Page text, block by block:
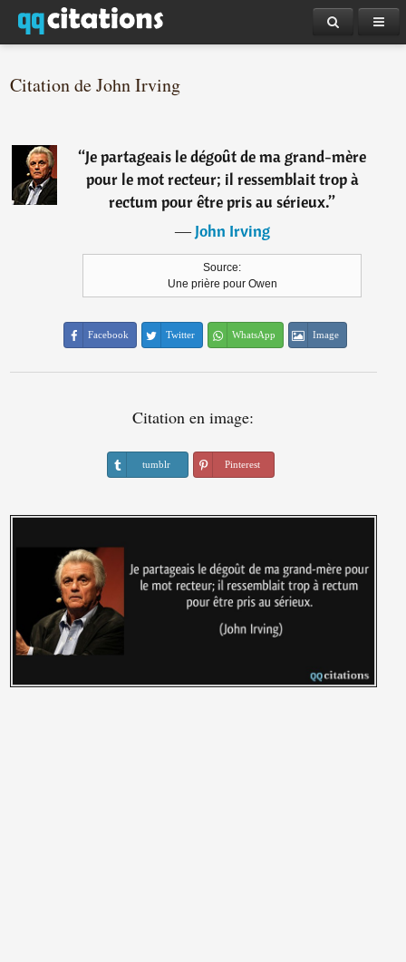
Citation de John Irving
“Je partageais le dégoût de ma grand-mère
pour le mot recteur; il ressemblait trop à
rectum pour être pris au sérieux.”
―John Irving
Source:
Une prière pour Owen
Facebook Twitter WhatsApp Image
Citation en image:
tumblr Pinterest